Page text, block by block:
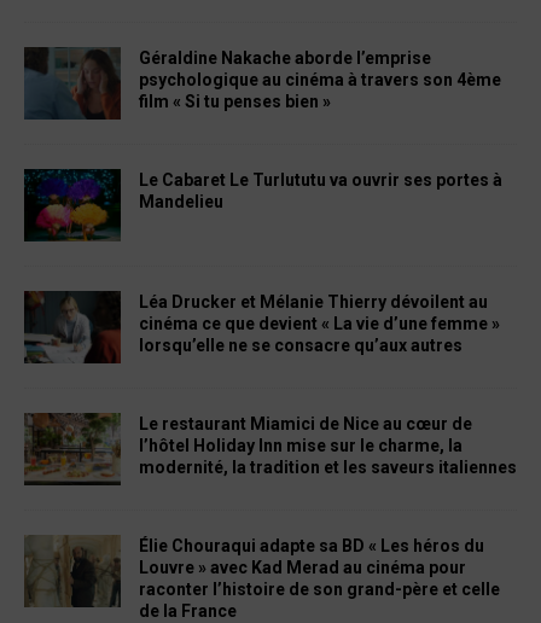
Géraldine Nakache aborde l’emprise
psychologique au cinéma à travers son 4ème
film « Si tu penses bien »
Le Cabaret Le Turlututu va ouvrir ses portes à
Mandelieu
Léa Drucker et Mélanie Thierry dévoilent au
cinéma ce que devient « La vie d’une femme »
lorsqu’elle ne se consacre qu’aux autres
Le restaurant Miamici de Nice au cœur de
l’hôtel Holiday Inn mise sur le charme, la
modernité, la tradition et les saveurs italiennes
Élie Chouraqui adapte sa BD « Les héros du
Louvre » avec Kad Merad au cinéma pour
raconter l’histoire de son grand-père et celle
de la France